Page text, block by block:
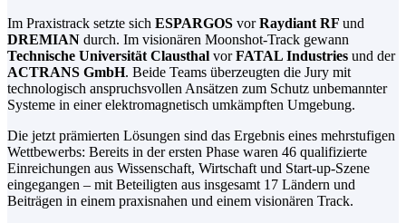
Im Praxistrack setzte sich ESPARGOS vorRaydiant RF und
DREMIAN durch. Im visionären Moonshot-Track gewann
Technische Universität Clausthal vorFATAL Industries und der
ACTRANS GmbH. Beide Teams überzeugten die Jury mit
technologisch anspruchsvollen Ansätzen zum Schutz unbemannter
Systeme in einer elektromagnetisch umkämpften Umgebung.
Die jetzt prämierten Lösungen sind das Ergebnis eines mehrstufigen
Wettbewerbs: Bereits in der ersten Phase waren 46 qualifizierte
Einreichungen aus Wissenschaft, Wirtschaft und Start-up-Szene
eingegangen – mit Beteiligten aus insgesamt 17 Ländern und
Beiträgen in einem praxisnahen und einem visionären Track.